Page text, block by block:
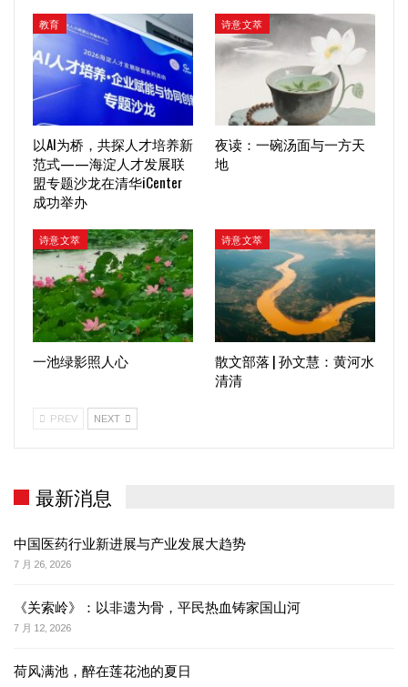
教育
以AI为桥，共探人才培养新
范式——海淀人才发展联
盟专题沙龙在清华iCenter
成功举办
诗意文萃
夜读：一碗汤面与一方天
地
诗意文萃
一池绿影照人心
诗意文萃
散文部落 | 孙文慧：黄河水
清清
PREV NEXT
最新消息
中国医药行业新进展与产业发展大趋势
7 月 26, 2026
《关索岭》：以非遗为骨，平民热血铸家国山河
7 月 12, 2026
荷风满池，醉在莲花池的夏日